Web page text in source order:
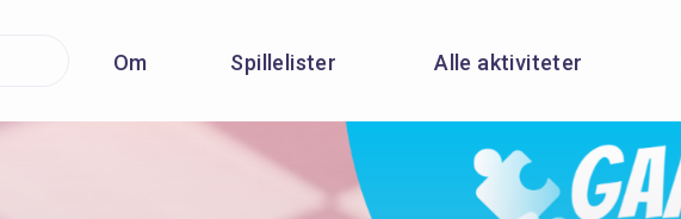
Om Spillelister Alle aktiviteter